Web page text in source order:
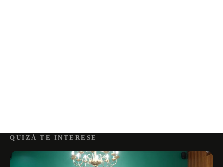
QUIZÁ TE INTERESE